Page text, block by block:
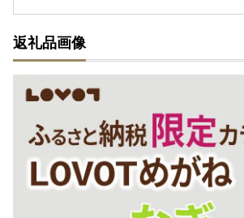
返礼品画像